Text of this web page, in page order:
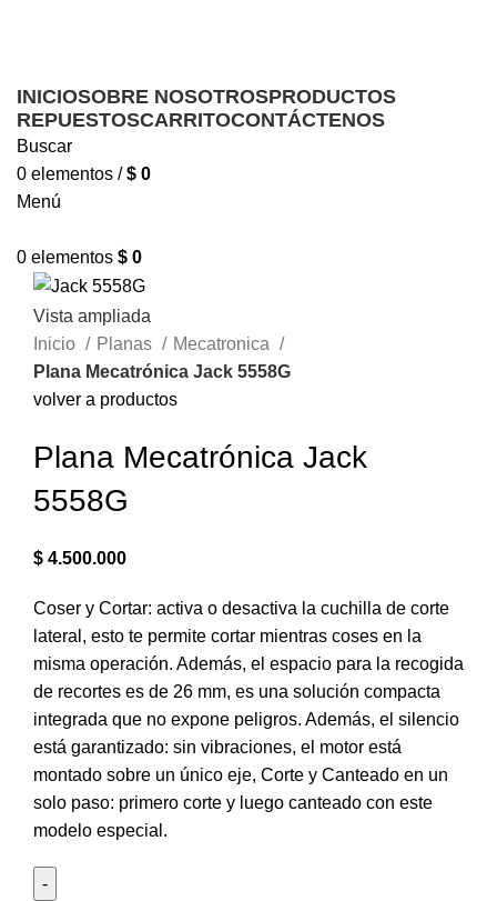
INICIOSOBRE NOSOTROSPRODUCTOS
REPUESTOSCARRITOCONTÁCTENOS
Buscar
0 elementos / $ 0
Menú
0 elementos $ 0
Vista ampliada
Inicio
Planas
Mecatronica
Plana Mecatrónica Jack 5558G
volver a productos
Plana Mecatrónica Jack
5558G
$ 4.500.000
Coser y Cortar: activa o desactiva la cuchilla de corte
lateral, esto te permite cortar mientras coses en la
misma operación. Además, el espacio para la recogida
de recortes es de 26 mm, es una solución compacta
integrada que no expone peligros. Además, el silencio
está garantizado: sin vibraciones, el motor está
montado sobre un único eje, Corte y Canteado en un
solo paso: primero corte y luego canteado con este
modelo especial.